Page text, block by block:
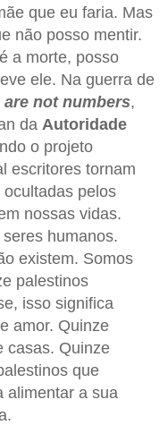
que eu faria. Mas
não posso mentir.
a morte, posso
ele. Na guerra de
are not numbers,
da Autoridade
o projeto
escritores tornam
pelos
nossas vidas.
humanos.
existem. Somos
palestinos
isso significa
amor. Quinze
casas. Quinze
que
alimentar a sua